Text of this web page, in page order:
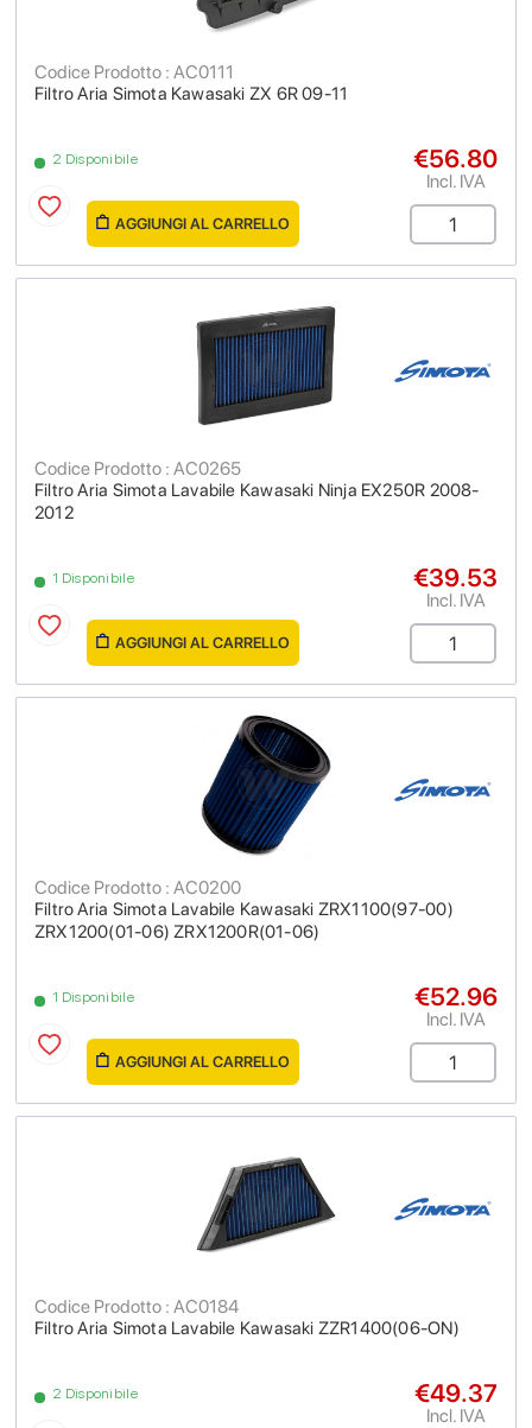
Filtro Aria Simota Kawasaki ZX 6R 09-11
Codice Prodotto : AC0111
2 Disponibile €56.80
Incl. IVA
AGGIUNGI AL CARRELLO
Filtro Aria Simota Lavabile Kawasaki Ninja EX250R 2008-
2012
Codice Prodotto : AC0265
1 Disponibile €39.53
Incl. IVA
AGGIUNGI AL CARRELLO
Filtro Aria Simota Lavabile Kawasaki ZRX1100(97-00)
ZRX1200(01-06) ZRX1200R(01-06)
Codice Prodotto : AC0200
1 Disponibile €52.96
Incl. IVA
AGGIUNGI AL CARRELLO
Filtro Aria Simota Lavabile Kawasaki ZZR1400(06-ON)
Codice Prodotto : AC0184
2 Disponibile €49.37
Incl. IVA